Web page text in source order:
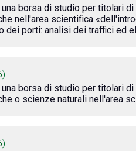
borsa di studio per titolari
nell'area scientifica
dei porti: analisi dei traffici ed
)
borsa di studio per titolari
o scienze naturali nell'area
)